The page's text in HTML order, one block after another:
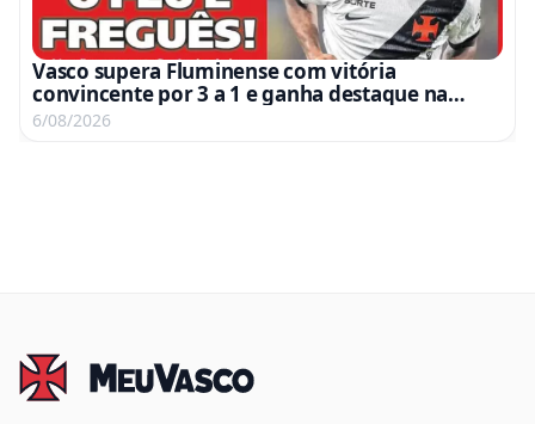
Vasco supera Fluminense com vitória
convincente por 3 a 1 e ganha destaque na
mídia
6/08/2026